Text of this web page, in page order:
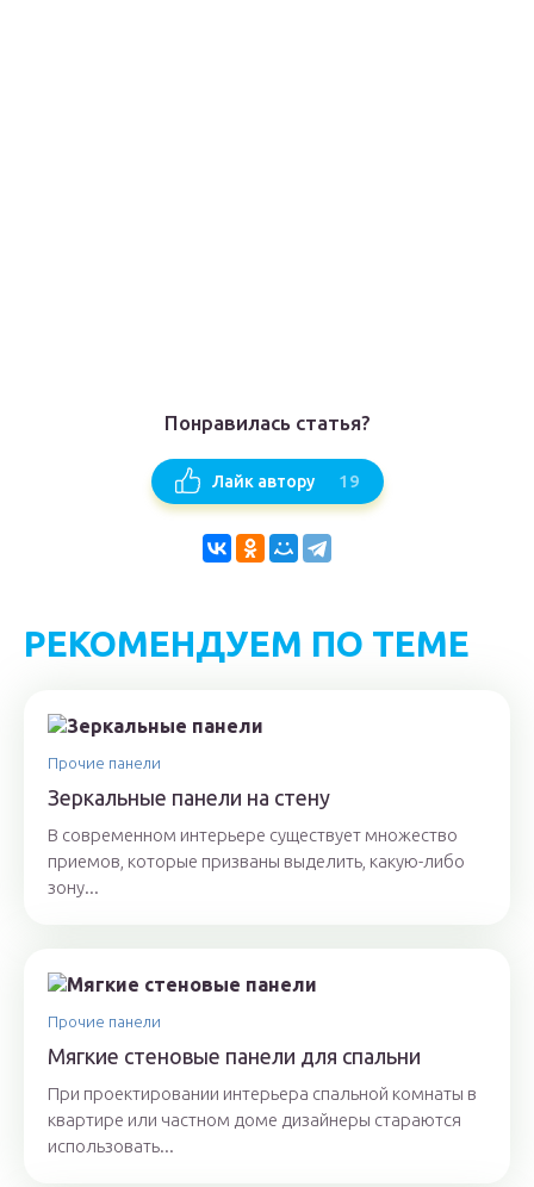
Понравилась статья?
Лайк автору 19
РЕКОМЕНДУЕМ ПО ТЕМЕ
Прочие панели
Зеркальные панели на стену
В современном интерьере существует множество
приемов, которые призваны выделить, какую-либо
зону...
Прочие панели
Мягкие стеновые панели для спальни
При проектировании интерьера спальной комнаты в
квартире или частном доме дизайнеры стараются
использовать...